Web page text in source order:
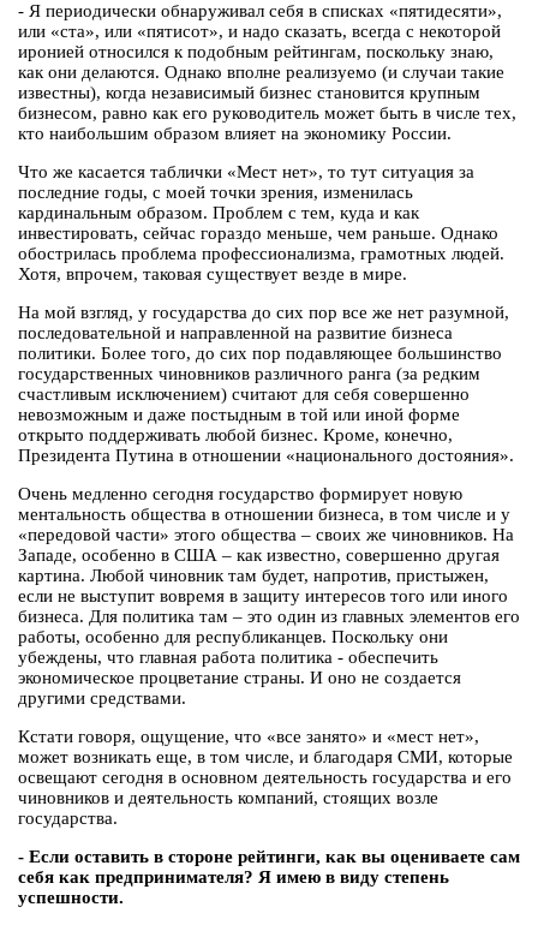
- Я периодически обнаруживал себя в списках «пятидесяти»,
или «ста», или «пятисот», и надо сказать, всегда с некоторой
иронией относился к подобным рейтингам, поскольку знаю,
как они делаются. Однако вполне реализуемо (и случаи такие
известны), когда независимый бизнес становится крупным
бизнесом, равно как его руководитель может быть в числе тех,
кто наибольшим образом влияет на экономику России.
Что же касается таблички «Мест нет», то тут ситуация за
последние годы, с моей точки зрения, изменилась
кардинальным образом. Проблем с тем, куда и как
инвестировать, сейчас гораздо меньше, чем раньше. Однако
обострилась проблема профессионализма, грамотных людей.
Хотя, впрочем, таковая существует везде в мире.
На мой взгляд, у государства до сих пор все же нет разумной,
последовательной и направленной на развитие бизнеса
политики. Более того, до сих пор подавляющее большинство
государственных чиновников различного ранга (за редким
счастливым исключением) считают для себя совершенно
невозможным и даже постыдным в той или иной форме
открыто поддерживать любой бизнес. Кроме, конечно,
Президента Путина в отношении «национального достояния».
Очень медленно сегодня государство формирует новую
ментальность общества в отношении бизнеса, в том числе и у
«передовой части» этого общества – своих же чиновников. На
Западе, особенно в США – как известно, совершенно другая
картина. Любой чиновник там будет, напротив, пристыжен,
если не выступит вовремя в защиту интересов того или иного
бизнеса. Для политика там – это один из главных элементов его
работы, особенно для республиканцев. Поскольку они
убеждены, что главная работа политика - обеспечить
экономическое процветание страны. И оно не создается
другими средствами.
Кстати говоря, ощущение, что «все занято» и «мест нет»,
может возникать еще, в том числе, и благодаря СМИ, которые
освещают сегодня в основном деятельность государства и его
чиновников и деятельность компаний, стоящих возле
государства.
- Если оставить в стороне рейтинги, как вы оцениваете сам
себя как предпринимателя? Я имею в виду степень
успешности.